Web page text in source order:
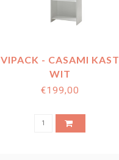
VIPACK - CASAMI KAST
WIT
€199,00